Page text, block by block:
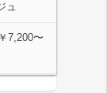
ュ
7,200〜